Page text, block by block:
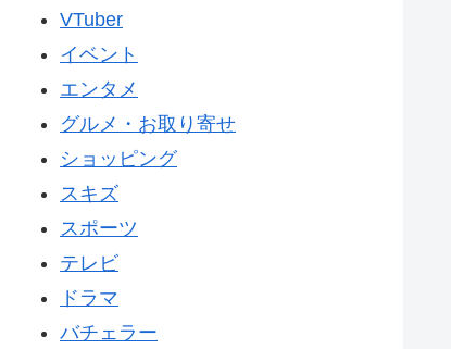
VTuber
イベント
エンタメ
グルメ・お取り寄せ
ショッピング
スキズ
スポーツ
テレビ
ドラマ
バチェラー